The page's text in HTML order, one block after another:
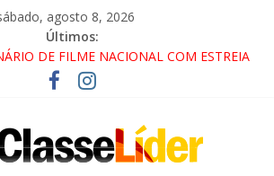
agosto 8, 2026
Últimos:
DE FILME NACIONAL COM ESTREIA
NA DUTRA SERÁ BLOQUEADO NO FIM